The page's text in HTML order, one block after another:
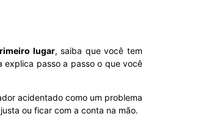
lugar, saiba que você tem
explica passo a passo o que você
acidentado como um problema
ou ficar com a conta na mão.